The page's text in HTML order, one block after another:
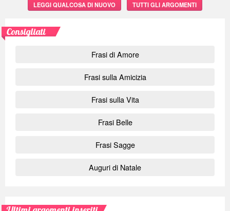
LEGGI QUALCOSA DI NUOVO TUTTI GLI ARGOMENTI
Consigliati
Frasi di Amore
Frasi sulla Amicizia
Frasi sulla Vita
Frasi Belle
Frasi Sagge
Auguri di Natale